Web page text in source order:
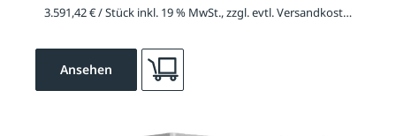
3.591,42 € / Stück inkl. 19 % MwSt., zzgl. evtl. Versandkosten
Ansehen